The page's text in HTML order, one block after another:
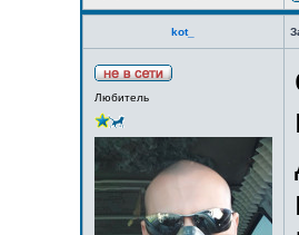
kot_
Любитель